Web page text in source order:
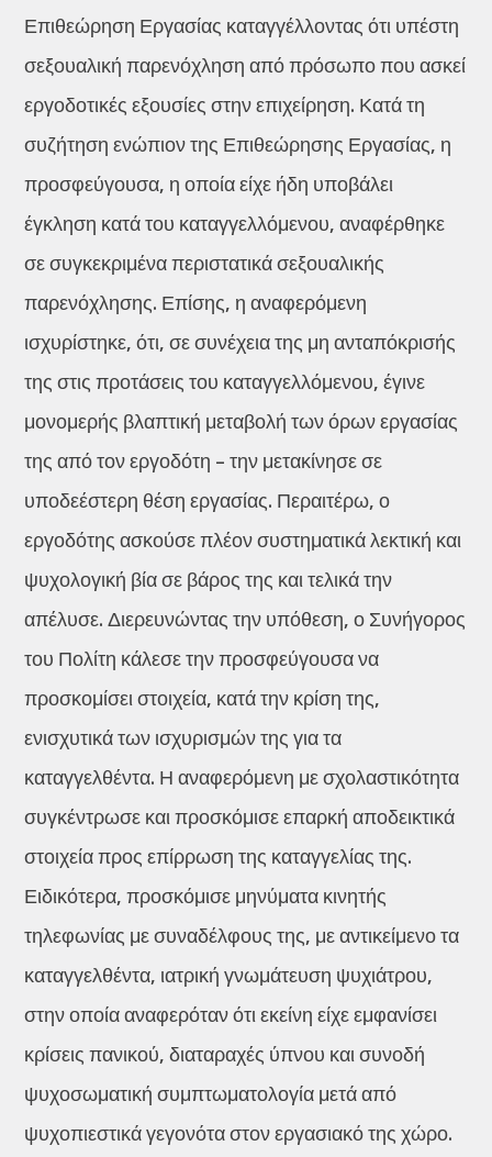
Επιθεώρηση Εργασίας καταγγέλλοντας ότι υπέστη
σεξουαλική παρενόχληση από πρόσωπο που ασκεί
εργοδοτικές εξουσίες στην επιχείρηση. Κατά τη
συζήτηση ενώπιον της Επιθεώρησης Εργασίας, η
προσφεύγουσα, η οποία είχε ήδη υποβάλει
έγκληση κατά του καταγγελλόμενου, αναφέρθηκε
σε συγκεκριμένα περιστατικά σεξουαλικής
παρενόχλησης. Επίσης, η αναφερόμενη
ισχυρίστηκε, ότι, σε συνέχεια της μη ανταπόκρισής
της στις προτάσεις του καταγγελλόμενου, έγινε
μονομερής βλαπτική μεταβολή των όρων εργασίας
της από τον εργοδότη – την μετακίνησε σε
υποδεέστερη θέση εργασίας. Περαιτέρω, ο
εργοδότης ασκούσε πλέον συστηματικά λεκτική και
ψυχολογική βία σε βάρος της και τελικά την
απέλυσε. Διερευνώντας την υπόθεση, ο Συνήγορος
του Πολίτη κάλεσε την προσφεύγουσα να
προσκομίσει στοιχεία, κατά την κρίση της,
ενισχυτικά των ισχυρισμών της για τα
καταγγελθέντα. Η αναφερόμενη με σχολαστικότητα
συγκέντρωσε και προσκόμισε επαρκή αποδεικτικά
στοιχεία προς επίρρωση της καταγγελίας της.
Ειδικότερα, προσκόμισε μηνύματα κινητής
τηλεφωνίας με συναδέλφους της, με αντικείμενο τα
καταγγελθέντα, ιατρική γνωμάτευση ψυχιάτρου,
στην οποία αναφερόταν ότι εκείνη είχε εμφανίσει
κρίσεις πανικού, διαταραχές ύπνου και συνοδή
ψυχοσωματική συμπτωματολογία μετά από
ψυχοπιεστικά γεγονότα στον εργασιακό της χώρο.